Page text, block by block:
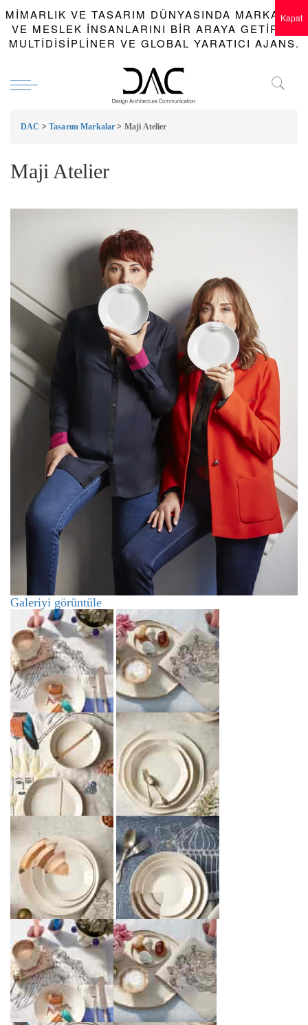
MIMARLIK VE TASARIM DÜNYASINDA MARKALAR
VE MESLEK INSANLARINI BIR ARAYA GETIREN
MULTIDISIPLINER VE GLOBAL YARATICI AJANS.
DAC > Tasarım Markalar > Maji Atelier
Maji Atelier
Galeriyi görüntüle
Kapat